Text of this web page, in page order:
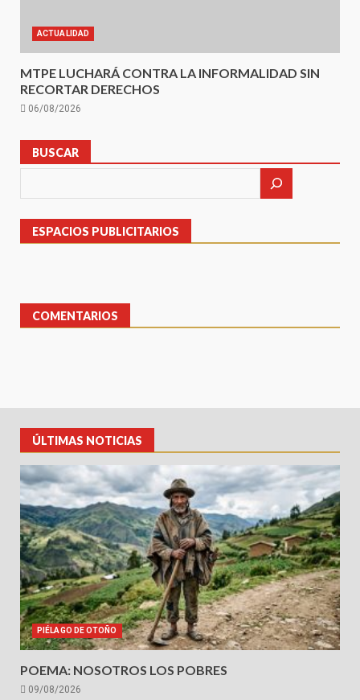
ACTUALIDAD
MTPE LUCHARÁ CONTRA LA INFORMALIDAD SIN
RECORTAR DERECHOS
06/08/2026
BUSCAR
ESPACIOS PUBLICITARIOS
COMENTARIOS
ÚLTIMAS NOTICIAS
PIÉLAGO DE OTOÑO
POEMA: NOSOTROS LOS POBRES
09/08/2026